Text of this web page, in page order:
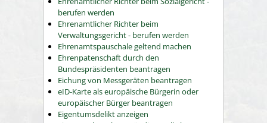
berufen werden
Ehrenamtlicher Richter beim
Verwaltungsgericht - berufen werden
Ehrenamtspauschale geltend machen
Ehrenpatenschaft durch den
Bundespräsidenten beantragen
Eichung von Messgeräten beantragen
eID-Karte als europäische Bürgerin oder
europäischer Bürger beantragen
Eigentumsdelikt anzeigen